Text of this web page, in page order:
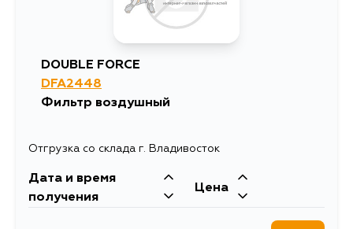
DOUBLE FORCE
DFA2448
Фильтр воздушный
Отгрузка со склада г. Владивосток
Дата и время
получения
Цена